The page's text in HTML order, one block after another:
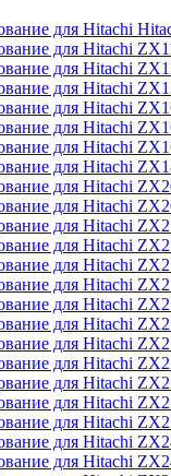
для Hitachi
для Hitachi
для Hitachi
для Hitachi
для Hitachi
для Hitachi
для Hitachi
для Hitachi
для Hitachi
для Hitachi
для Hitachi
для Hitachi
для Hitachi
для Hitachi
для Hitachi
для Hitachi
для Hitachi
для Hitachi
для Hitachi
для Hitachi
для Hitachi
для Hitachi
для Hitachi